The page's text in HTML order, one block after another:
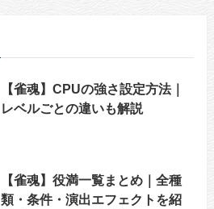
【雀魂】CPUの強さ設定方法｜
レベルごとの違いも解説
【雀魂】役満一覧まとめ｜全種
類・条件・演出エフェクトを紹